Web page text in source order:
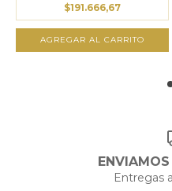
$191.666,67
Entregas